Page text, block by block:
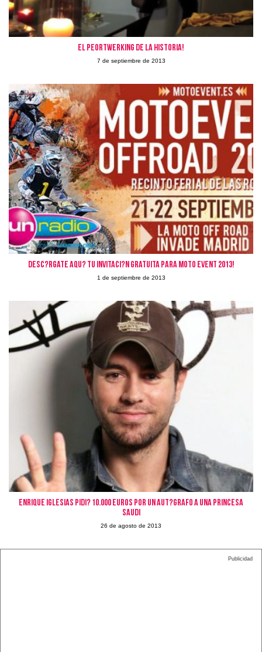
El peorTwerking de la historia!
7 de septiembre de 2013
Desc?rgate aqu? tu invitaci?n gratuita para Moto Event 2013!
1 de septiembre de 2013
Enrique Iglesias pidi? 10.000 euros por un aut?grafo a una princesa
Saudi
26 de agosto de 2013
Publicidad